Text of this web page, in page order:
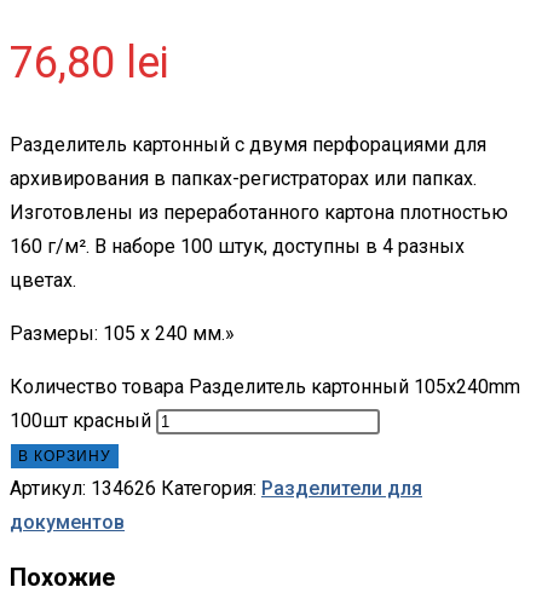
76,80 lei
Разделитель картонный с двумя перфорациями для
архивирования в папках-регистраторах или папках.
Изготовлены из переработанного картона плотностью
160 г/м². В наборе 100 штук, доступны в 4 разных
цветах.
Размеры: 105 x 240 мм.»
Количество товара Разделитель картонный 105x240mm
100шт красный
В КОРЗИНУ
Артикул: 134626 Категория: Разделители для
документов
Похожие